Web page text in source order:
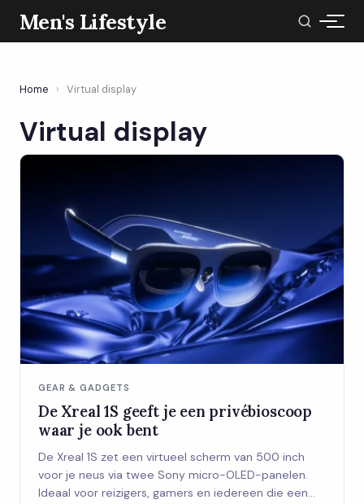
Men's Lifestyle
Home › Virtual display
Virtual display
GEAR & GADGETS
De Xreal 1S geeft je een privébioscoop
waar je ook bent
De Xreal 1S zet een virtueel scherm van 500 inch
voor je neus via twee Sony micro-OLED-panelen.
Ideaal voor reizigers, gamers en iedereen die een